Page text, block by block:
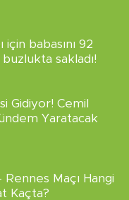
için babasını 92
buzlukta sakladı!
Gidiyor! Cemil
Yaratacak
Rennes Maçı Hangi
Kaçta?